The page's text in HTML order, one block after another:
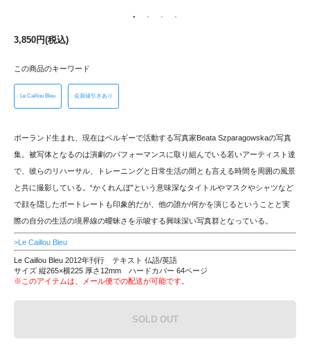
3,850円(税込)
この商品のキーワード
Le Caillou Bleu 会員値引きあり
ポーランド生まれ、現在はベルギーで活動する写真家Beata Szparagowskaの写真
集。被写体となるのは演劇のパフォーマンスに取り組んでいる若いアーティスト達
で、彼らのリハーサル、トレーニングと日常生活の間とも言える時間を周囲の風景
と共に撮影している。“かくれんぼ”という意味深なタイトルやマスクやシャツなど
で顔を隠したポートレートも印象的だが、他の誰か/何かを演じるということと実
際の自分の生活の境界線の曖昧さを示唆する興味深い写真群となっている。
>Le Caillou Bleu
Le Caillou Bleu 2012年刊行 テキスト 仏語/英語
サイズ 縦265×横225 厚さ12mm ハードカバー 64ページ
※このアイテムは、メール便での配送が可能です。
SOLD OUT